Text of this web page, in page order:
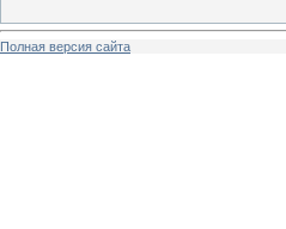
Полная версия сайта